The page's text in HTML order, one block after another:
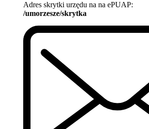
Adres skrytki urzędu na na ePUAP:
/umorzesze/skrytka